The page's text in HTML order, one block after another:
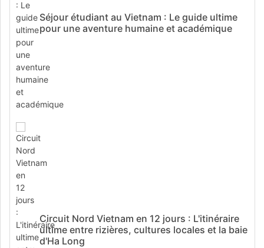
Séjour étudiant au Vietnam : Le guide ultime
pour une aventure humaine et académique
Circuit Nord Vietnam en 12 jours : L'itinéraire
ultime entre rizières, cultures locales et la baie
d'Ha Long